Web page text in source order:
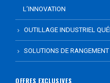
L’INNOVATION
OUTILLAGE INDUSTRIEL
SOLUTIONS DE
OFFRES EXCLUSIVES